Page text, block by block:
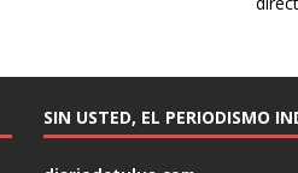
SIN USTED, EL PERIODISMO